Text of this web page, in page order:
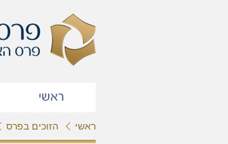
ראשי
ראשי הזוכים בפרס